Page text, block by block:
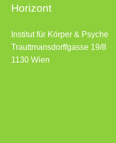
Horizont
Institut für Körper & Psyche
Trauttmansdorffgasse 19/8
1130 Wien